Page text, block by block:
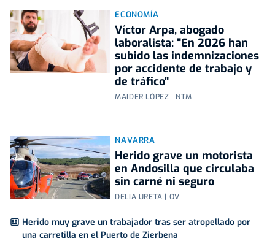
ECONOMÍA
Víctor Arpa, abogado
laboralista: "En 2026 han
subido las indemnizaciones
por accidente de trabajo y
de tráfico"
MAIDER LÓPEZ | NTM
NAVARRA
Herido grave un motorista
en Andosilla que circulaba
sin carné ni seguro
DELIA URETA | OV
Herido muy grave un trabajador tras ser atropellado por
una carretilla en el Puerto de Zierbena